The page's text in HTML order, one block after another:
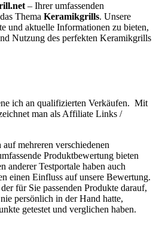
– Ihrer umfassenden
Thema Keramikgrills. Unsere
und aktuelle Informationen zu bieten,
Nutzung des perfekten Keramikgrills
ich an qualifizierten Verkäufen. Mit
man als Affiliate Links /
mehreren verschiedenen
Produktbewertung bieten
anderer Testportale haben auch
einen Einfluss auf unsere Bewertung.
für Sie passenden Produkte darauf,
persönlich in der Hand hatte,
getestet und verglichen haben.